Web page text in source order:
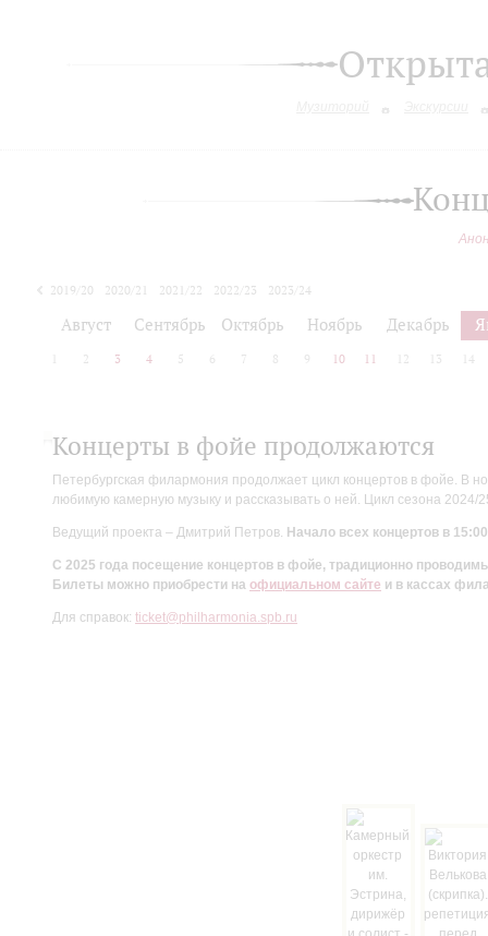
2019/20 2020/21 2021/22 2022/23
2023/24
Август Сентябрь Октябрь Ноябрь Декабрь
2 3 4 5 6 7 8 9 10 11 12 13 14
Концерты в фойе продолжаются
Петербургская филармония продолжает цикл концертов в фойе. В
любимую камерную музыку и рассказывать о ней. Цикл сезона
Ведущий проекта – Дмитрий Петров. Начало всех концертов в
С 2025 года посещение концертов в фойе, традиционно
Билеты можно приобрести на официальном сайте и в кассах
Для справок: ticket@philharmonia.spb.ru